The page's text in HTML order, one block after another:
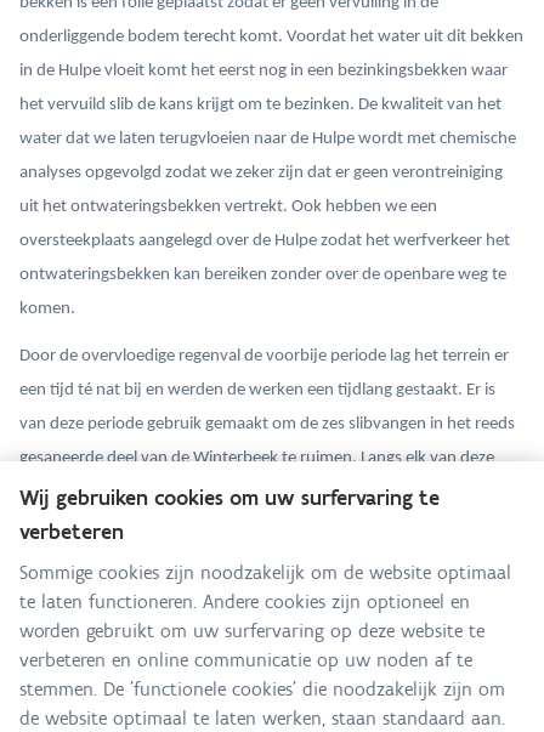
onderliggende bodem terecht komt. Voordat het water uit dit bekken
in de Hulpe vloeit komt het eerst nog in een bezinkingsbekken waar
het vervuild slib de kans krijgt om te bezinken. De kwaliteit van het
water dat we laten terugvloeien naar de Hulpe wordt met chemische
analyses opgevolgd zodat we zeker zijn dat er geen verontreiniging
uit het ontwateringsbekken vertrekt. Ook hebben we een
oversteekplaats aangelegd over de Hulpe zodat het werfverkeer het
ontwateringsbekken kan bereiken zonder over de openbare weg te
komen.
Door de overvloedige regenval de voorbije periode lag het terrein er
een tijd té nat bij en werden de werken een tijdlang gestaakt. Er is
van deze periode gebruik gemaakt om de zes slibvangen in het reeds
gesaneerde deel van de Winterbeek te ruimen. Langs elk van deze
slibvangen is er een ontwateringszone voorzien waar het slib eerst
een periode zal drogen alvorens we het afvoeren naar de
saneringsberging. We nemen ook stalen van dit slib om op te volgen
in hoeverre het vervuild is. Zodra het slib zuiver is, laten we de
slibvangen verlanden tot een rietzone, wat bijvoorbeeld kan dienen
als paaiplaats voor vissen.
Nu het ontwateringsbekken klaar is starten we met de
Wij gebruiken cookies om uw surfervaring te
verbeteren
Sommige cookies zijn noodzakelijk om de website optimaal
te laten functioneren. Andere cookies zijn optioneel en
worden gebruikt om uw surfervaring op deze website te
verbeteren en online communicatie op uw noden af te
stemmen. De 'functionele cookies' die noodzakelijk zijn om
de website optimaal te laten werken, staan standaard aan.